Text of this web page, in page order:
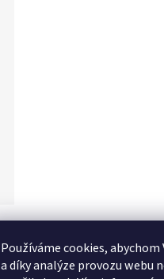
Používáme cookies,
a díky analýze provozu webu